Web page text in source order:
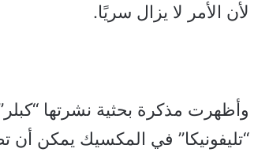
لأن الأمر لا يزال سريًا.
وأظهرت مذكرة بحثية نشرتها